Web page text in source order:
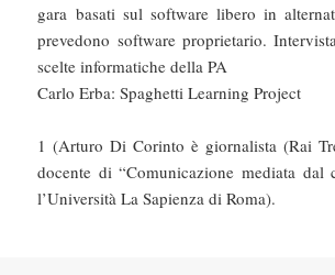
gara basati sul software libero in
prevedono software proprietario.
scelte informatiche della PA
Carlo Erba: Spaghetti Learning Project
1 (Arturo Di Corinto è giornalista (Rai
docente di “Comunicazione mediata dal
l’Università La Sapienza di Roma).